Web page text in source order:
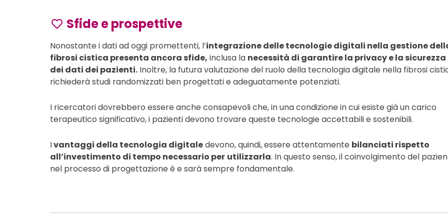
Sfide e prospettive
Nonostante i dati ad oggi promettenti, l’integrazione delle tecnologie digitali nella gestione
fibrosi cistica presenta ancora sfide, inclusa la necessità di garantire la privacy e la sicurezza
dei dati dei pazienti. Inoltre, la futura valutazione del ruolo della tecnologia digitale nella fibrosi
richiederà studi randomizzati ben progettati e adeguatamente potenziati.
I ricercatori dovrebbero essere anche consapevoli che, in una condizione in cui esiste già un carico
terapeutico significativo, i pazienti devono trovare queste tecnologie accettabili e sostenibili.
Ivantaggi della tecnologia digitaledevono, quindi, essere attentamente bilanciati rispetto
all’investimento di tempo necessario per utilizzarla. In questo senso, il coinvolgimento del
nel processo di progettazione è e sarà sempre fondamentale.